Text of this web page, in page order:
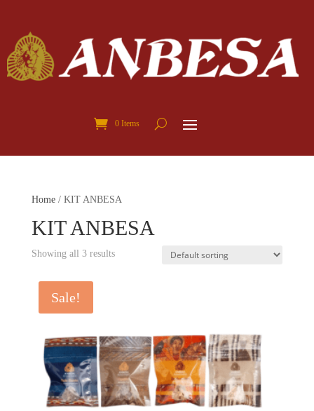
0 Items
Home/ KIT ANBESA
KIT ANBESA
Showing all 3 results
Sale!